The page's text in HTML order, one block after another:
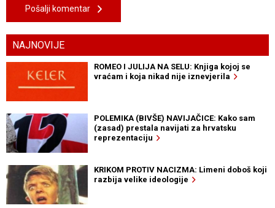
Pošalji komentar
NAJNOVIJE
ROMEO I JULIJA NA SELU: Knjiga kojoj se
vraćam i koja nikad nije iznevjerila
POLEMIKA (BIVŠE) NAVIJAČICE: Kako sam
(zasad) prestala navijati za hrvatsku
reprezentaciju
KRIKOM PROTIV NACIZMA: Limeni doboš koji
razbija velike ideologije